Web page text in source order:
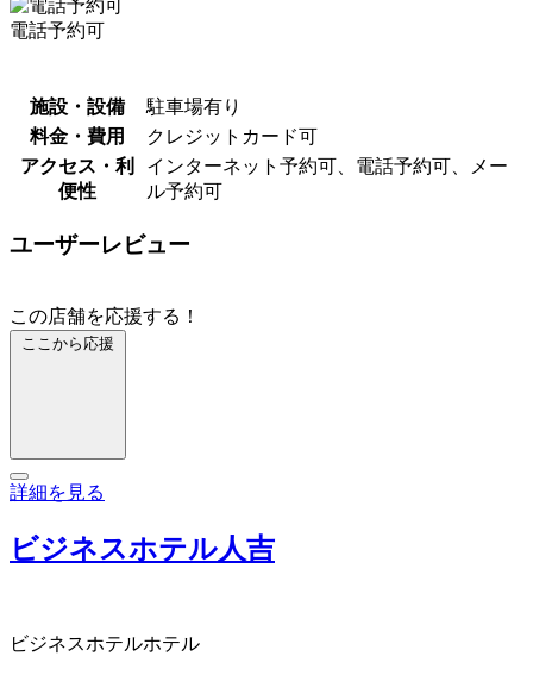
電話予約可
施設・設備
駐車場有り
料金・費用
クレジットカード可
アクセス・利
便性
インターネット予約可、電話予約可、メー
ル予約可
ユーザーレビュー
この店舗を応援する！
ここから応援
詳細を見る
ビジネスホテル人吉
ビジネスホテルホテル